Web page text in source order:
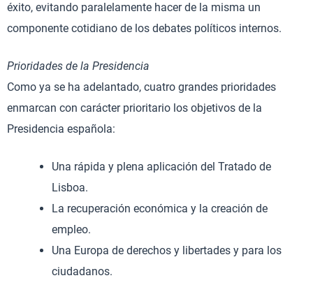
éxito, evitando paralelamente hacer de la misma un
componente cotidiano de los debates políticos internos.
Prioridades de la Presidencia
Como ya se ha adelantado, cuatro grandes prioridades
enmarcan con carácter prioritario los objetivos de la
Presidencia española:
Una rápida y plena aplicación del Tratado de
Lisboa.
La recuperación económica y la creación de
empleo.
Una Europa de derechos y libertades y para los
ciudadanos.